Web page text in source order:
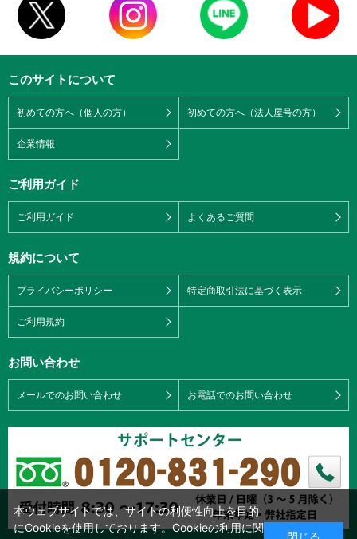
このサイトについて
初めての方へ（個人の方） 初めての方へ（法人屋号の方）
企業情報
ご利用ガイド
ご利用ガイド よくあるご質問
規約について
プライバシーポリシー 特定商取引法に基づく表示
ご利用規約
お問い合わせ
メールでのお問い合わせ お電話でのお問い合わせ
本ウェブサイトでは、サイトの利便性向上を目的
にCookieを使用しております。Cookieの利用に関
閉じる